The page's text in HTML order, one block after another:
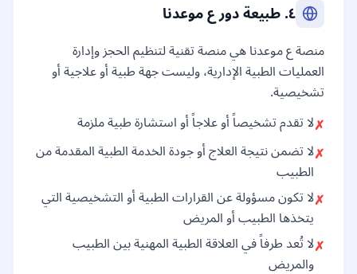
٤. طبيعة دور ع موعدنا
منصة ع موعدنا هي منصة تقنية لتنظيم الحجز وإدارة
العمليات الطبية الإدارية، وليست جهة طبية أو علاجية أو
تشخيصية.
✗لا تقدم تشخيصاً أو علاجاً أو استشارة طبية ملزمة
✗لا تضمن نتيجة العلاج أو جودة الخدمة الطبية المقدمة من
الطبيب
✗لا تكون مسؤولة عن القرارات الطبية أو التشخيصية التي
يتخذها الطبيب أو المريض
✗لا تُعد طرفاً في العلاقة الطبية المهنية بين الطبيب
والمريض